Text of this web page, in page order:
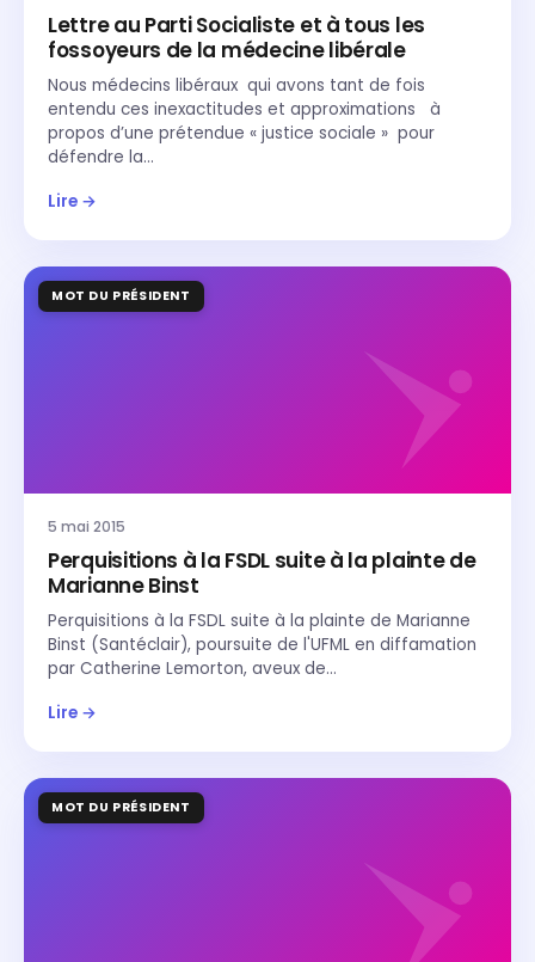
Lettre au Parti Socialiste et à tous les
fossoyeurs de la médecine libérale
Nous médecins libéraux qui avons tant de fois
entendu ces inexactitudes et approximations à
propos d’une prétendue « justice sociale » pour
défendre la…
Lire →
MOT DU PRÉSIDENT
5 mai 2015
Perquisitions à la FSDL suite à la plainte de
Marianne Binst
Perquisitions à la FSDL suite à la plainte de Marianne
Binst (Santéclair), poursuite de l'UFML en diffamation
par Catherine Lemorton, aveux de…
Lire →
MOT DU PRÉSIDENT